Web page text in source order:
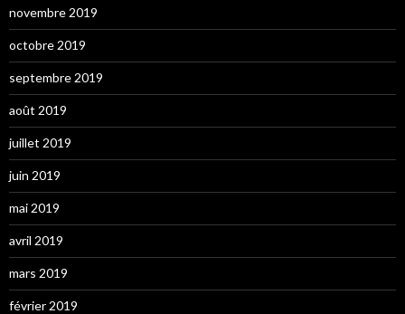
novembre 2019
octobre 2019
septembre 2019
août 2019
juillet 2019
juin 2019
mai 2019
avril 2019
mars 2019
février 2019